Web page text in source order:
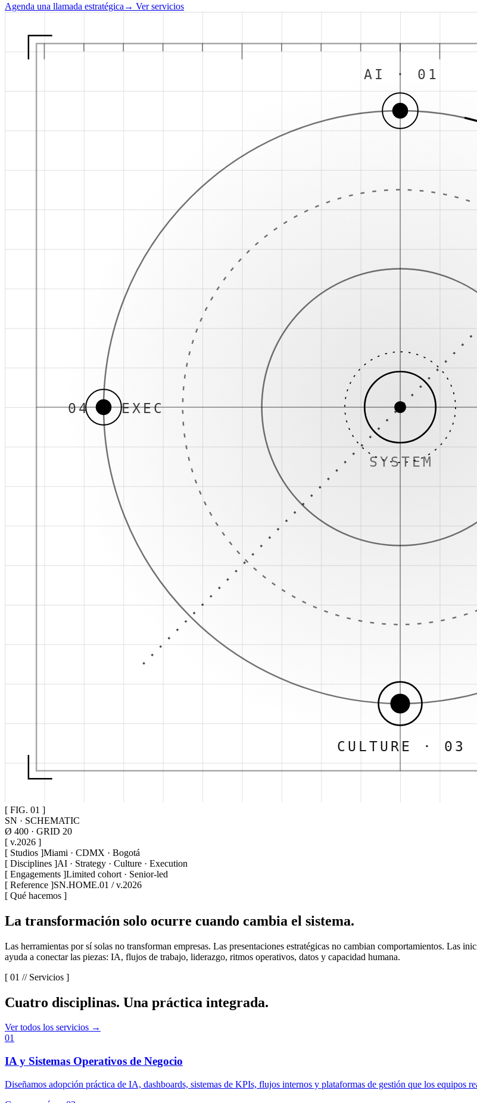
Agenda una llamada estratégica → Ver servicios
AI · 01
CULTURE · 03
04 · EXEC
SYSTEM
[ FIG. 01 ]
SN · SCHEMATIC
Ø 400 · GRID 20
[ v.2026 ]
[ Studios ]Miami · CDMX · Bogotá
[ Disciplines ]AI · Strategy · Culture · Execution
[ Engagements ]Limited cohort · Senior-led
[ Reference ]SN.HOME.01 / v.2026
[ Qué hacemos ]
La transformación solo ocurre cuando cambia el sistema.
Las herramientas por sí solas no transforman empresas. Las presentaciones estratégicas no cambian comportamientos. Las
ayuda a conectar las piezas: IA, flujos de trabajo, liderazgo, ritmos operativos, datos y capacidad humana.
[ 01 // Servicios ]
Cuatro disciplinas. Una práctica integrada.
Ver todos los servicios →
01
IA y Sistemas Operativos de Negocio
Diseñamos adopción práctica de IA, dashboards, sistemas de KPIs, flujos internos y plataformas de gestión que los equipos